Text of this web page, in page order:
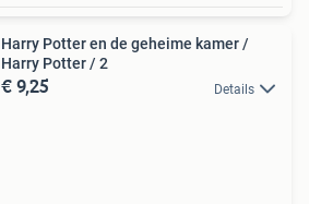
Harry Potter en de geheime kamer /
Harry Potter / 2
€ 9,25 Details